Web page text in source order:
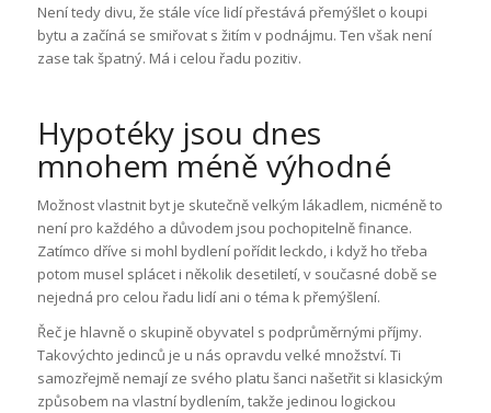
Není tedy divu, že stále více lidí přestává přemýšlet o koupi
bytu a začíná se smiřovat s žitím v podnájmu. Ten však není
zase tak špatný. Má i celou řadu pozitiv.
Hypotéky jsou dnes
mnohem méně výhodné
Možnost vlastnit byt je skutečně velkým lákadlem, nicméně to
není pro každého a důvodem jsou pochopitelně finance.
Zatímco dříve si mohl bydlení pořídit leckdo, i když ho třeba
potom musel splácet i několik desetiletí, v současné době se
nejedná pro celou řadu lidí ani o téma k přemýšlení.
Řeč je hlavně o skupině obyvatel s podprůměrnými příjmy.
Takovýchto jedinců je u nás opravdu velké množství. Ti
samozřejmě nemají ze svého platu šanci našetřit si klasickým
způsobem na vlastní bydlením, takže jedinou logickou